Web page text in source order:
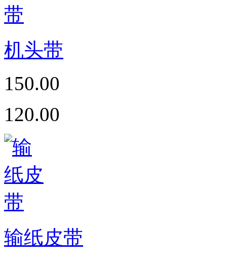
机头带
150.00
120.00
输纸皮带